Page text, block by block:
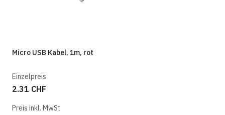
Micro USB Kabel, 1m, rot
Einzelpreis
2.31 CHF
Preis inkl. MwSt